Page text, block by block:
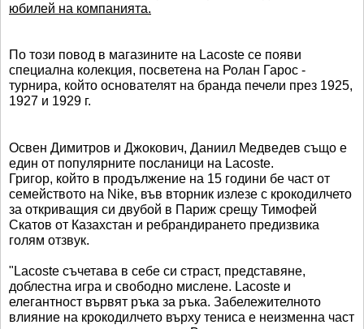
юбилей на компанията.
По този повод в магазините на Lacoste се появи
специална колекция, посветена на Ролан Гарос -
турнира, който основателят на бранда печели през 1925,
1927 и 1929 г.
Освен Димитров и Джокович, Даниил Медведев също е
един от популярните посланици на Lacoste.
Григор, който в продължение на 15 години бе част от
семейството на Nike, във вторник излезе с крокодилчето
за откриващия си двубой в Париж срещу Тимофей
Скатов от Казахстан и ребрандирането предизвика
голям отзвук.
"Lacoste съчетава в себе си страст, представяне,
доблестна игра и свободно мислене. Lacoste и
елегантност вървят ръка за ръка. Забележителното
влияние на крокодилчето върху тениса е неизменна част